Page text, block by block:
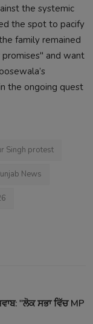
the systemic
the spot to pacify
family remained
and want
the ongoing quest
Singh protest
News
"ਲੋਕ ਸਭਾ ਵਿੱਚ MP